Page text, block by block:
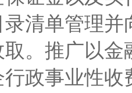
清单管理
。推广以
行政事业性